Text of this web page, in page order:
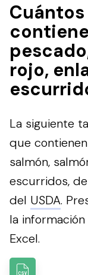
rojo,
La siguiente
que
salmón,
escurridos,
del USDA.
la
Excel.